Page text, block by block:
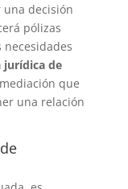
decisión
pólizas
necesidades
jurídica de
que
una relación